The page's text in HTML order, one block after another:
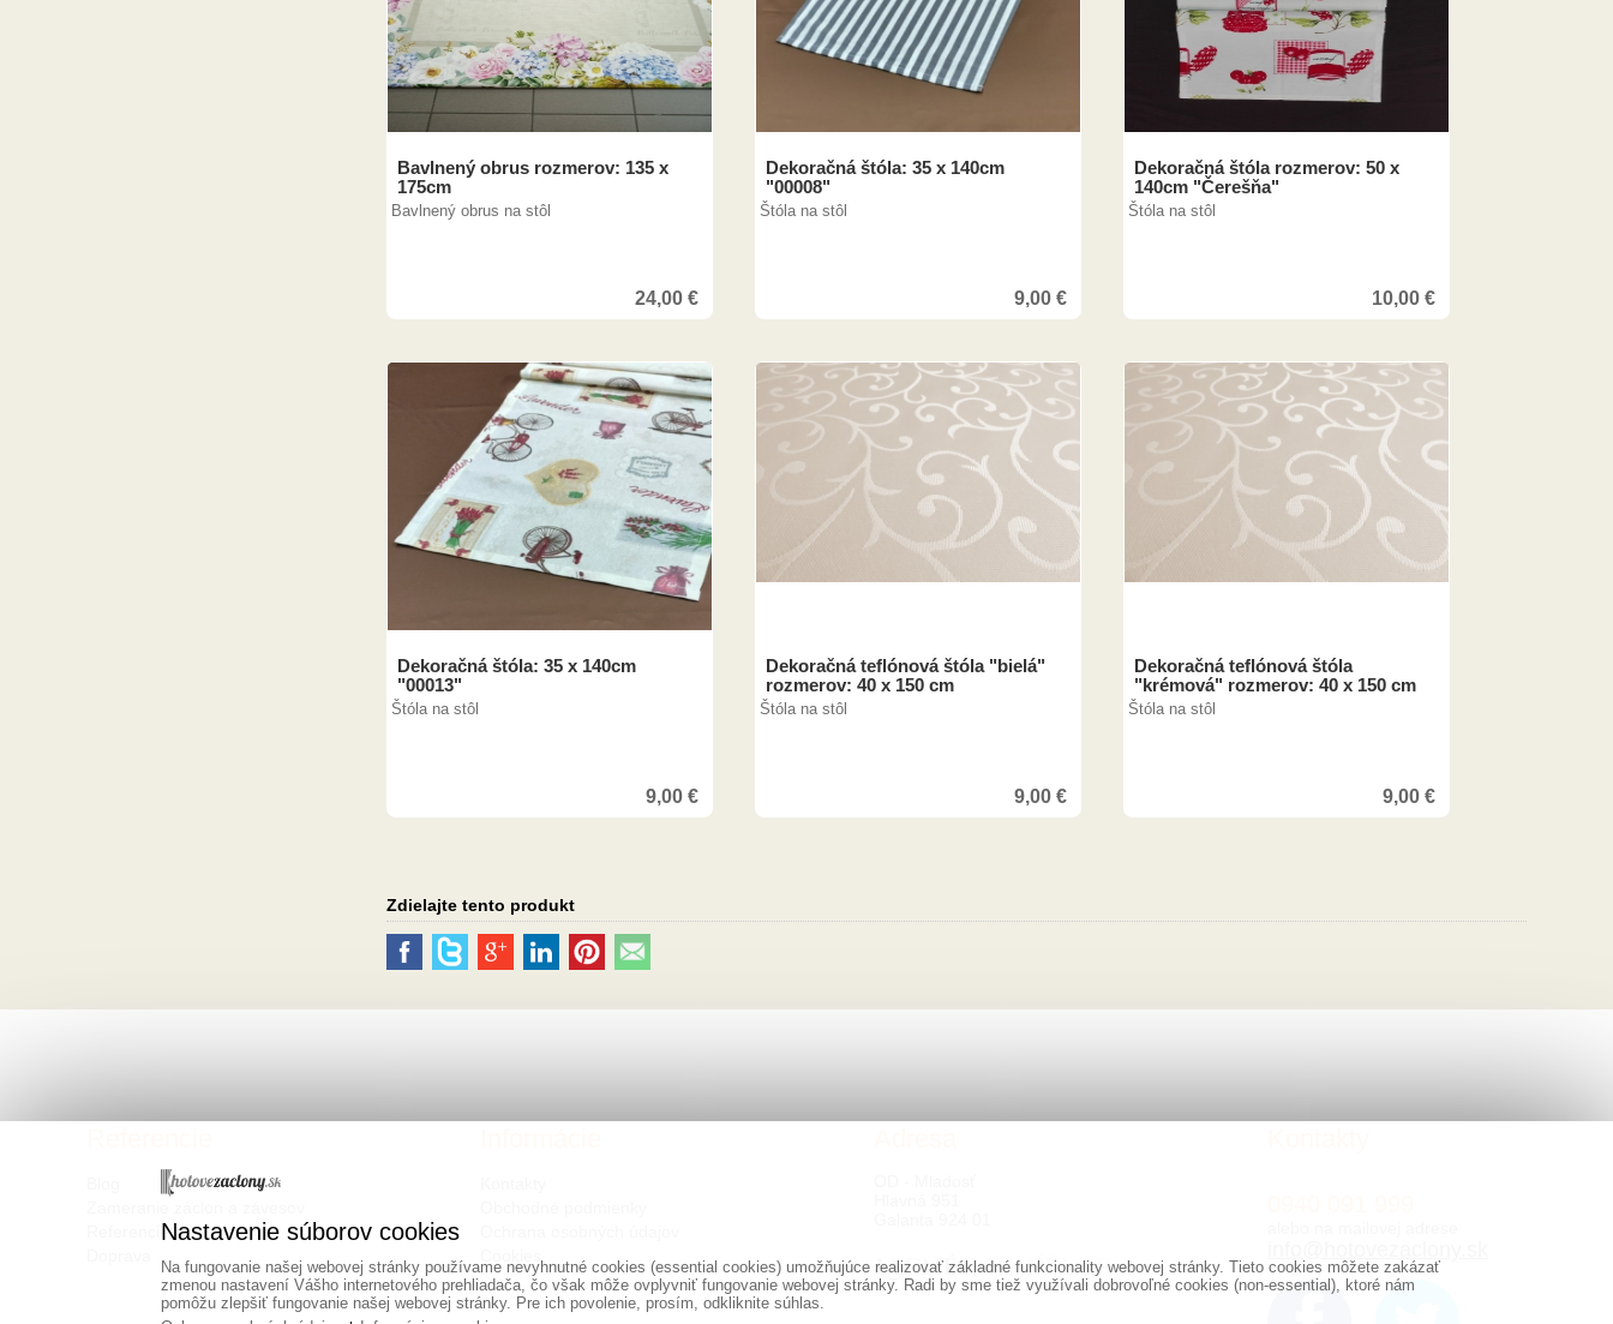
Bavlnený obrus rozmerov: 135 x
175cm
Bavlnený obrus na stôl
24,00€
Dekoračná štóla: 35 x 140cm
"00008"
Štóla na stôl
9,00€
Dekoračná štóla rozmerov: 50 x
140cm "Čerešňa"
Štóla na stôl
10,00€
Dekoračná štóla: 35 x 140cm
"00013"
Štóla na stôl
9,00€
Dekoračná teflónová štóla "bielá"
rozmerov: 40 x 150 cm
Štóla na stôl
9,00€
Dekoračná teflónová štóla
"krémová" rozmerov: 40 x 150 cm
Štóla na stôl
9,00€
Zdielajte tento produkt
ReferencieNastavenie súborov cookies
Na fungovanie našej webovej stránky používame nevyhnutné cookies (essential cookies) umožňujúce realizovať základné funkcionality webovej stránky. Tieto cookies môžete zakázať
zmenou nastavení Vášho internetového prehliadača, čo však môže ovplyvniť fungovanie webovej stránky. Radi by sme tiež využívali dobrovoľné cookies (non-essential), ktoré nám
pomôžu zlepšiť fungovanie našej webovej stránky. Pre ich povolenie, prosím, odkliknite súhlas.